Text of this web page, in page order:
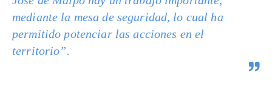
mediante la mesa de seguridad, lo cual ha
permitido potenciar las acciones en el
territorio”.